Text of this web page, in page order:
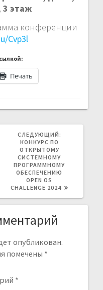
3 этаж
конференции
Cvp3l
Печать
СЛЕДУЮЩИЙ:
КОНКУРС ПО
ОТКРЫТОМУ
СИСТЕМНОМУ
ПРОГРАММНОМУ
ОБЕСПЕЧЕНИЮ
OPEN OS
CHALLENGE 2024
опубликован.
помечены *
*